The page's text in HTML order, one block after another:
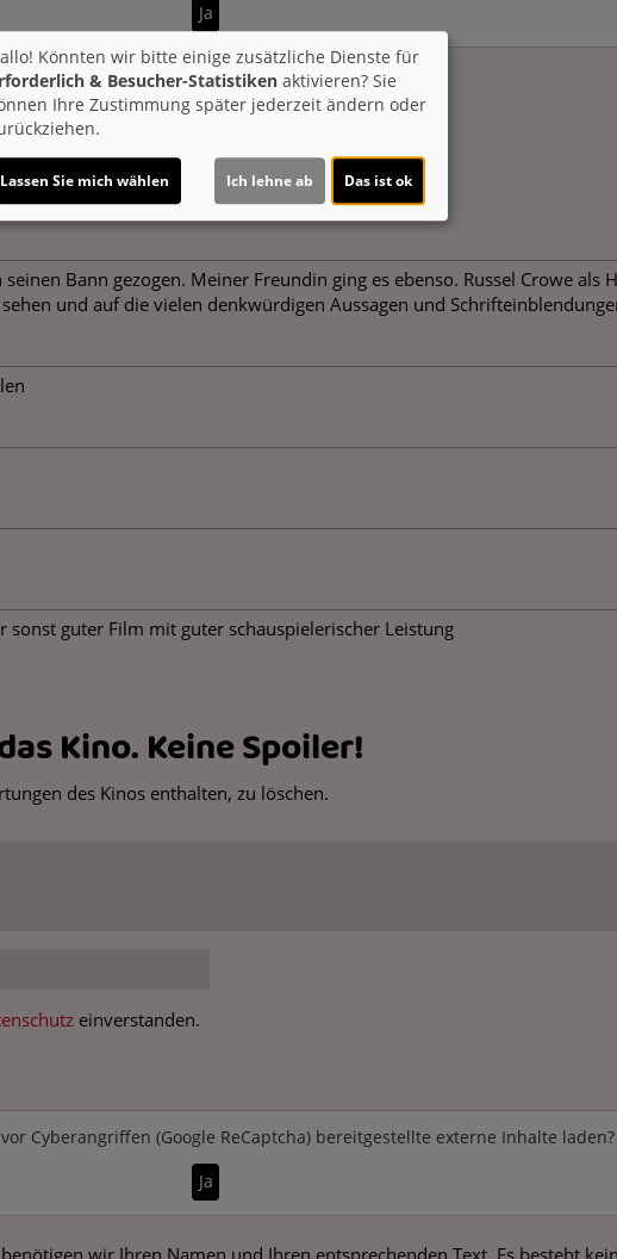
Ja
Bann gezogen. Meiner Freundin ging es ebenso. Russel Crowe als
und auf die vielen denkwürdigen Aussagen und
guter Film mit guter schauspielerischer Leistung
Kino. Keine Spoiler!
des Kinos enthalten, zu löschen.
einverstanden.
Cyberangriffen (Google ReCaptcha)bereitgestellte externe Inhalte laden?
Ja
Könnten wir bitte einige zusätzliche Dienste für
& Besucher-Statistiken aktivieren? Sie
Ihre Zustimmung später jederzeit ändern oder
Lassen Sie mich wählen Ich lehne ab Das ist ok